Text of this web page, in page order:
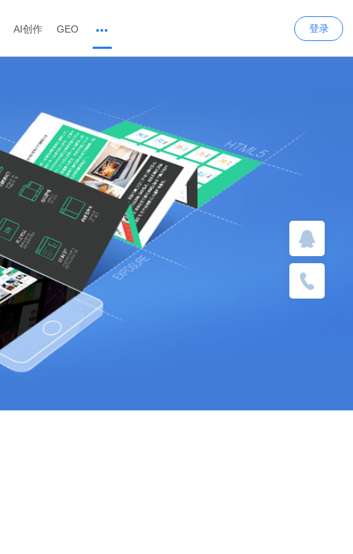
AI创作 GEO 登录